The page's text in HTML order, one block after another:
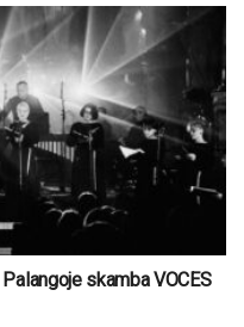
skamba VOCES